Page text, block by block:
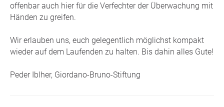
offenbar auch hier für die Verfechter der Überwachung mit
Händen zu greifen.
Wir erlauben uns, euch gelegentlich möglichst kompakt
wieder auf dem Laufenden zu halten. Bis dahin alles Gute!
Peder Iblher, Giordano-Bruno-Stiftung